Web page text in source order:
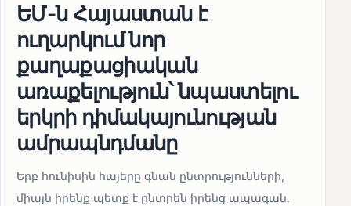
ԵՄ-ն Հայաստան է
ուղարկում նոր
քաղաքացիական
առաքելություն՝ նպաստելու
երկրի դիմակայունության
ամրապնդմանը
Երբ հունիսին հայերը գնան ընտրությունների,
միայն իրենք պետք է ընտրեն իրենց ապագան.